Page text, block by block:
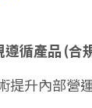
遵循產品 (合
提升內部營